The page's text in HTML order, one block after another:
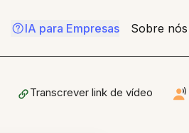
IA para Empresas Sobre nós
Transcrever link de vídeo